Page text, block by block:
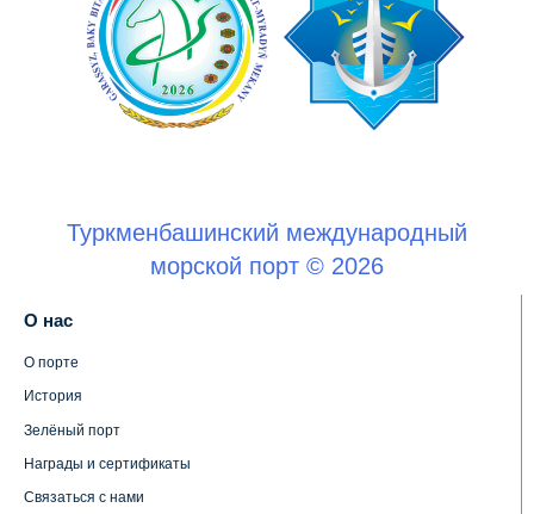
Туркменбашинский международный
морской порт © 2026
О нас
О порте
История
Зелёный порт
Награды и сертификаты
Связаться с нами